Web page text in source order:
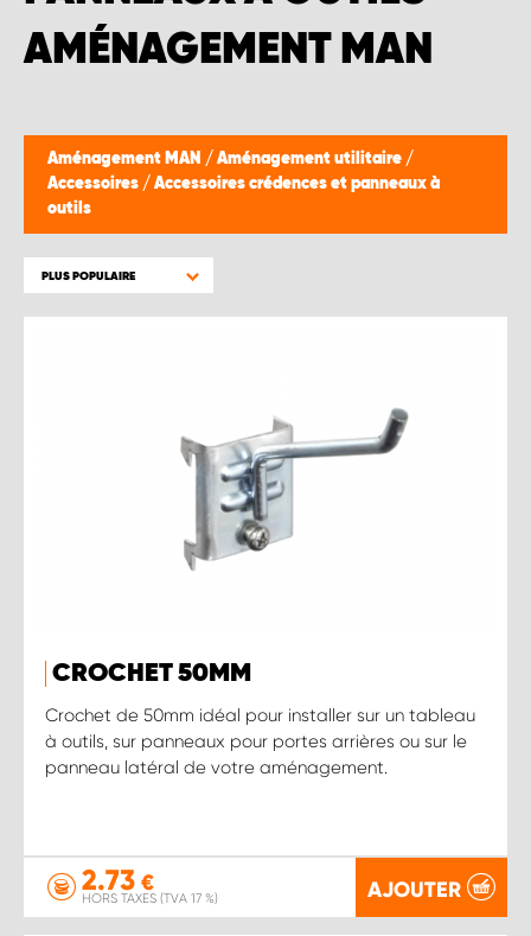
AMÉNAGEMENT MAN
Aménagement MAN / Aménagement utilitaire /
Accessoires / Accessoires crédences et panneaux à
outils
PLUS POPULAIRE
CROCHET 50MM
Crochet de 50mm idéal pour installer sur un tableau
à outils, sur panneaux pour portes arrières ou sur le
panneau latéral de votre aménagement.
2.73 €
HORS TAXES (TVA 17 %) AJOUTER